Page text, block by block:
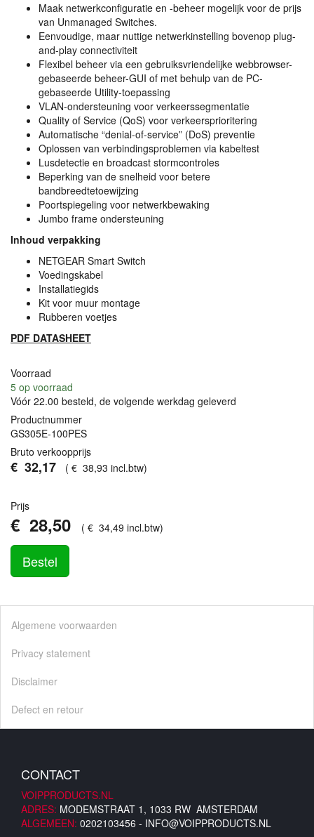
Maak netwerkconfiguratie en -beheer mogelijk voor de prijs
van Unmanaged Switches.
Eenvoudige, maar nuttige netwerkinstelling bovenop plug-
and-play connectiviteit
Flexibel beheer via een gebruiksvriendelijke webbrowser-
gebaseerde beheer-GUI of met behulp van de PC-
gebaseerde Utility-toepassing
VLAN-ondersteuning voor verkeerssegmentatie
Quality of Service (QoS) voor verkeersprioritering
Automatische “denial-of-service” (DoS) preventie
Oplossen van verbindingsproblemen via kabeltest
Lusdetectie en broadcast stormcontroles
Beperking van de snelheid voor betere
bandbreedtetoewijzing
Poortspiegeling voor netwerkbewaking
Jumbo frame ondersteuning
Inhoud verpakking
NETGEAR Smart Switch
Voedingskabel
Installatiegids
Kit voor muur montage
Rubberen voetjes
PDF DATASHEET
Voorraad
5 op voorraad
Vóór 22.00 besteld, de volgende werkdag geleverd
Productnummer
GS305E-100PES
Bruto verkoopprijs
€ 32,17 ( € 38,93 incl.btw)
Prijs
€ 28,50 ( € 34,49 incl.btw)
Bestel
Algemene voorwaarden
Privacy statement
Disclaimer
Defect en retour
CONTACT
VOIPPRODUCTS.NL
ADRES: MODEMSTRAAT 1, 1033 RW AMSTERDAM
ALGEMEEN: 0202103456 - INFO@VOIPPRODUCTS.NL